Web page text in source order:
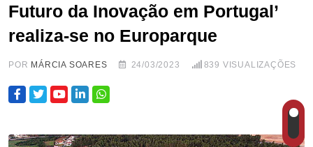
Futuro da Inovação em Portugal’
realiza-se no Europarque
POR MÁRCIA SOARES 24/03/2023 839 VISUALIZAÇÕES